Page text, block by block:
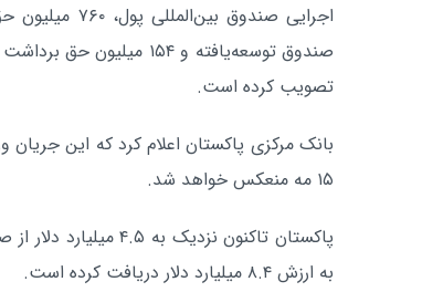
صندوق توسعه‌یافته و ۱۵۴
تصویب کرده است.
بانک مرکزی پاکستان اعلام کرد که این جریان
۱۵ مه منعکس خواهد شد.
پاکستان تاکنون نزدیک
به ارزش ۸.۴ میلیارد دلار دریافت کرده است.